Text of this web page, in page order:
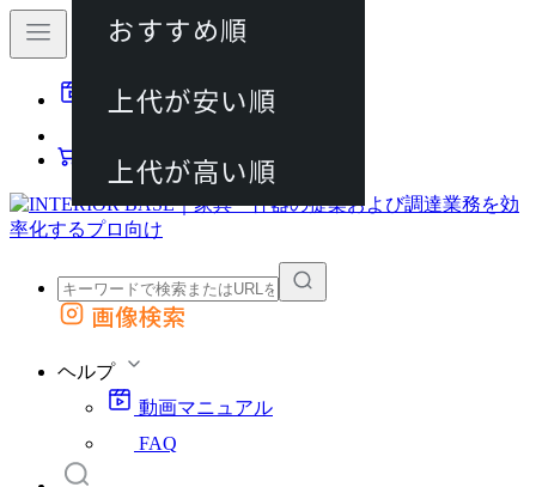
動画マニュアル
カート
外部サイトの商品をカートに追加
画像検索
ヘルプ
動画マニュアル
FAQ
おすすめ順
上代が安い順
上代が高い順